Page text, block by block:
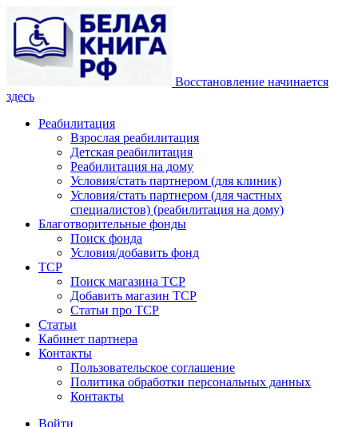
Восстановление начинается
здесь
Реабилитация
Взрослая реабилитация
Детская реабилитация
Реабилитация на дому
Условия/стать партнером (для клиник)
Условия/стать партнером (для частных
специалистов) (реабилитация на дому)
Благотворительные фонды
Поиск фонда
Условия/добавить фонд
ТСР
Поиск магазина ТСР
Добавить магазин ТСР
Статьи про ТСР
Статьи
Кабинет партнера
Контакты
Пользовательское соглашение
Политика обработки персональных данных
Контакты
Войти